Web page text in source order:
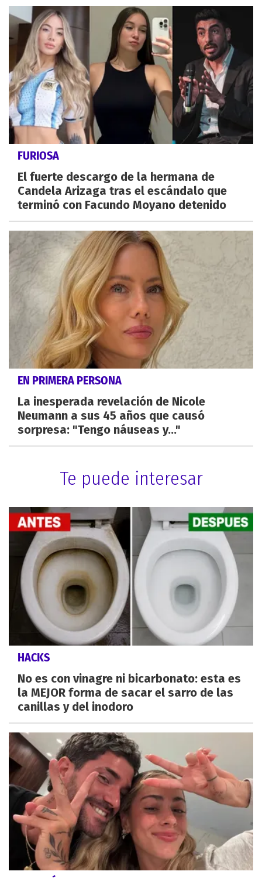
FURIOSA
El fuerte descargo de la hermana de
Candela Arizaga tras el escándalo que
terminó con Facundo Moyano detenido
EN PRIMERA PERSONA
La inesperada revelación de Nicole
Neumann a sus 45 años que causó
sorpresa: "Tengo náuseas y..."
Te puede interesar
HACKS
No es con vinagre ni bicarbonato: esta es
la MEJOR forma de sacar el sarro de las
canillas y del inodoro